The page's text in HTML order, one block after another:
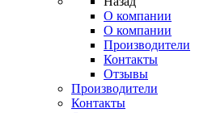
О компании
О компании
Производители
Контакты
Отзывы
Производители
Контакты